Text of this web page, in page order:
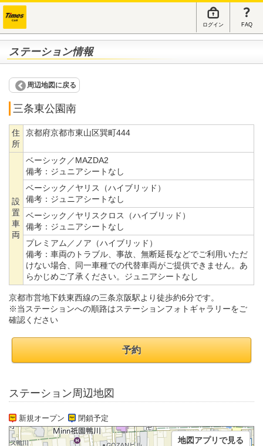
ログイン FAQ
ステーション情報
周辺地図に戻る
三条東公園南
住
所
京都府京都市東山区巽町444
設
置
車
両
ベーシック／MAZDA2
備考： ジュニアシートなし
ベーシック／ヤリス（ハイブリッド）
備考： ジュニアシートなし
ベーシック／ヤリスクロス（ハイブリッド）
備考： ジュニアシートなし
プレミアム／ノア（ハイブリッド）
備考： 車両のトラブル、事故、無断延長などでご利用いただ
けない場合、同一車種での代替車両がご提供できません。あ
らかじめご了承ください。ジュニアシートなし
京都市営地下鉄東西線の三条京阪駅より徒歩約6分です。
※当ステーションへの順路はステーションフォトギャラリーをご
確認ください
予約
ステーション周辺地図
新規オープン 閉鎖予定
地図アプリで見る